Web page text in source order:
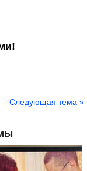
Следующая тема »